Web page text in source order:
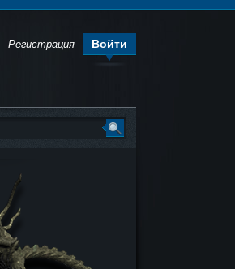
Регистрация Войти